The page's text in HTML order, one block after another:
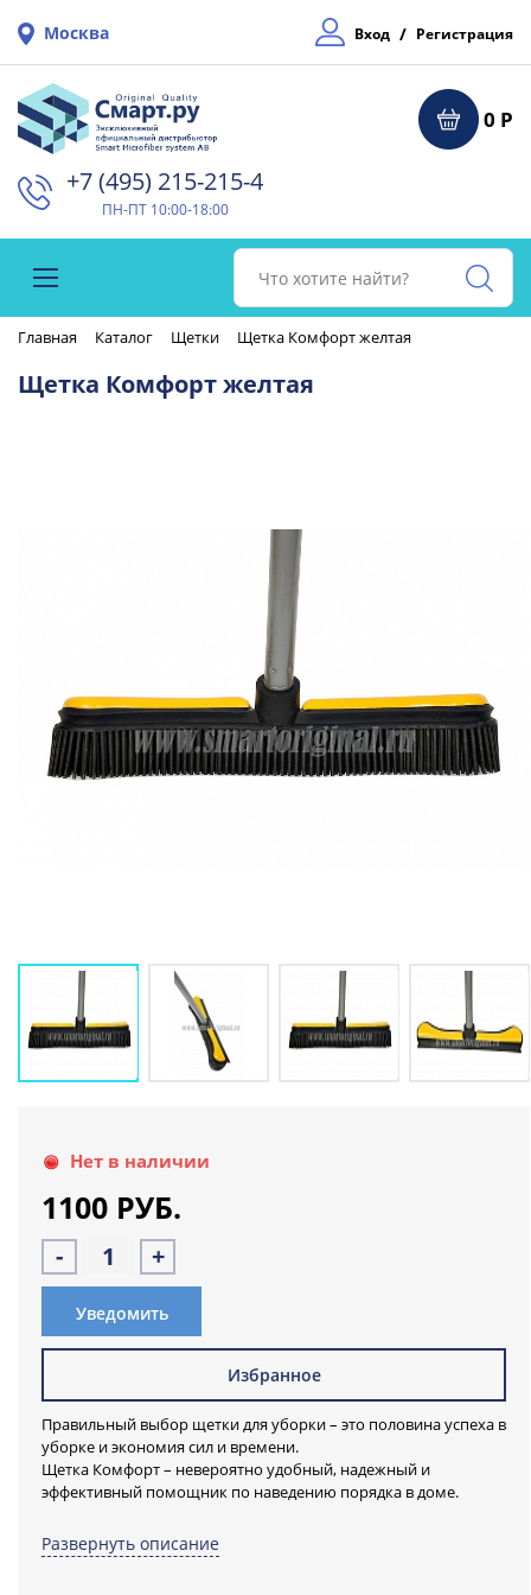
Москва Вход / Регистрация
0 Р
+7 (495) 215-215-4⁠
ПН-ПТ 10:00-18:00
Главная Каталог Щетки Щетка Комфорт желтая
Щетка Комфорт желтая
Нет в наличии
1100 РУБ.
- +
Уведомить
Избранное
Правильный выбор щетки для уборки – это половина успеха в
уборке и экономия сил и времени.
Щетка Комфорт – невероятно удобный, надежный и
эффективный помощник по наведению порядка в доме.
платформу. Это обеспечивает высокий уровень
износоустойчивости щетки и продолжительный срок
Развернуть описание